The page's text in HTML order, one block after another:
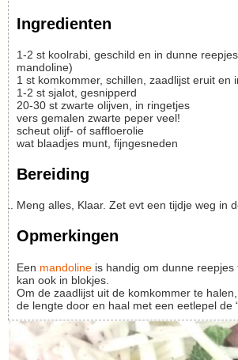
Ingredienten
1-2 st koolrabi, geschild en in dunne reepjes
mandoline)
1 st komkommer, schillen, zaadlijst eruit en
1-2 st sjalot, gesnipperd
20-30 st zwarte olijven, in ringetjes
vers gemalen zwarte peper veel!
scheut olijf- of saffloerolie
wat blaadjes munt, fijngesneden
Bereiding
Meng alles, Klaar. Zet evt een tijdje weg in
Opmerkingen
Een mandoline is handig om dunne
kan ook in blokjes.
Om de zaadlijst uit de komkommer te halen, snijd je het dus in
de lengte door en haal met een eetlepel de